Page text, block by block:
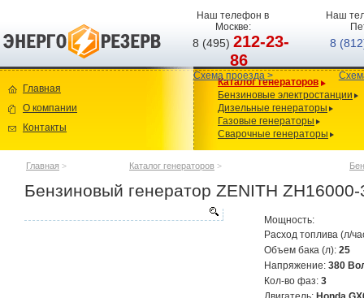
Наш телефон в
Москве:
8 (495)212-23-
86
Схема проезда >
Наш
8
Главная
О компании
Контакты
Каталог генераторов
Бензиновые электростанции
Дизельные генераторы
Газовые генераторы
Сварочные генераторы
Главная > Каталог генераторов >
Бензиновый генератор ZENITH ZH16000-
Мощность:
Расход топлива (л/
Объем бака (л): 25
Напряжение: 380
Кол-во фаз: 3